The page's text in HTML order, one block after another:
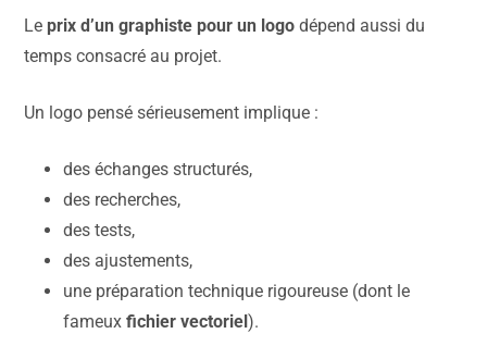
Le prix d’un graphiste pour un logo dépend aussi du
temps consacré au projet.
Un logo pensé sérieusement implique :
des échanges structurés,
des recherches,
des tests,
des ajustements,
une préparation technique rigoureuse (dont le
fameux fichier vectoriel ).